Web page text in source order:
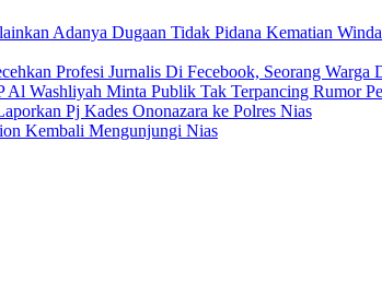
Kematian
Profesi Jurnalis Di Fecebook, Seorang
Al Washliyah Minta Publik Tak Terpancing Rumor
Pj Kades Ononazara ke Polres Nias
Kembali Mengunjungi Nias